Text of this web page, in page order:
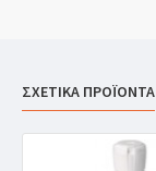
ΣΧΕΤΙΚΑ ΠΡΟΪΟΝΤΑ